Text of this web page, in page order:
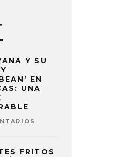
Y SU
EN
UNA
FRITOS